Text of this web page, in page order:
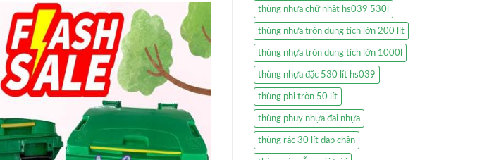
thùng nhựa chữ nhật hs039 530l
thùng nhựa tròn dung tích lớn 200 lít
thùng nhựa tròn dung tích lớn 1000l
thùng nhựa đặc 530 lít hs039
thùng phi tròn 50 lít
thùng phuy nhựa đai nhựa
thùng rác 30 lít đạp chân